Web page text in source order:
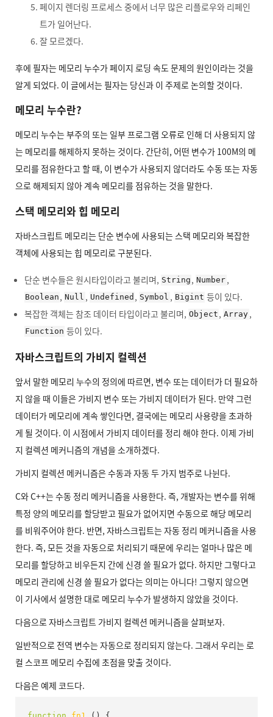
페이지 렌더링 프로세스 중에서 너무 많은 리플로우와 리페인
트가 일어난다.
잘 모르겠다.
후에 필자는 메모리 누수가 페이지 로딩 속도 문제의 원인이라는 것을
알게 되었다. 이 글에서는 필자는 당신과 이 주제로 논의할 것이다.
메모리 누수란?
메모리 누수는 부주의 또는 일부 프로그램 오류로 인해 더 사용되지 않
는 메모리를 해제하지 못하는 것이다. 간단히, 어떤 변수가 100M의 메
모리를 점유한다고 할 때, 이 변수가 사용되지 않더라도 수동 또는 자동
으로 해제되지 않아 계속 메모리를 점유하는 것을 말한다.
스택 메모리와 힙 메모리
자바스크립트 메모리는 단순 변수에 사용되는 스택 메모리와 복잡한
객체에 사용되는 힙 메모리로 구분된다.
단순 변수들은 원시타입이라고 불리며, String , Number ,
Boolean , Null , Undefined , Symbol , Bigint 등이 있다.
복잡한 객체는 참조 데이터 타입이라고 불리며, Object , Array ,
Function 등이 있다.
자바스크립트의 가비지 컬렉션
앞서 말한 메모리 누수의 정의에 따르면, 변수 또는 데이터가 더 필요하
지 않을 때 이들은 가비지 변수 또는 가비지 데이터가 된다. 만약 그런
데이터가 메모리에 계속 쌓인다면, 결국에는 메모리 사용량을 초과하
게 될 것이다. 이 시점에서 가비지 데이터를 정리 해야 한다. 이제 가비
지 컬렉션 메커니즘의 개념을 소개하겠다.
가비지 컬렉션 메커니즘은 수동과 자동 두 가지 범주로 나뉜다.
C와 C++는 수동 정리 메커니즘을 사용한다. 즉, 개발자는 변수를 위해
특정 양의 메모리를 할당받고 필요가 없어지면 수동으로 해당 메모리
를 비워주어야 한다. 반면, 자바스크립트는 자동 정리 메커니즘을 사용
한다. 즉, 모든 것을 자동으로 처리되기 때문에 우리는 얼마나 많은 메
모리를 할당하고 비우든지 간에 신경 쓸 필요가 없다. 하지만 그렇다고
메모리 관리에 신경 쓸 필요가 없다는 의미는 아니다! 그렇지 않으면
이 기사에서 설명한 대로 메모리 누수가 발생하지 않았을 것이다.
다음으로 자바스크립트 가비지 컬렉션 메커니즘을 살펴보자.
일반적으로 전역 변수는 자동으로 정리되지 않는다. 그래서 우리는 로
컬 스코프 메모리 수집에 초점을 맞출 것이다.
다음은 예제 코드다.